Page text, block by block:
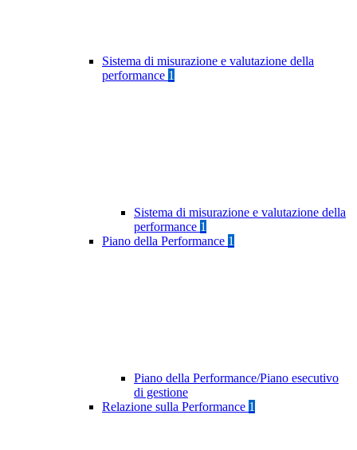
Sistema di misurazione e valutazione della
performance 1
Sistema di misurazione e valutazione della
performance 1
Piano della Performance 1
Piano della Performance/Piano esecutivo
di gestione
Relazione sulla Performance 1